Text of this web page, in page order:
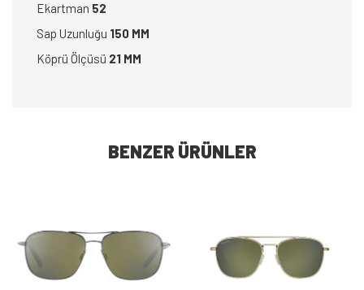
Ekartman 52
Sap Uzunluğu 150 MM
Köprü Ölçüsü 21 MM
BENZER ÜRÜNLER